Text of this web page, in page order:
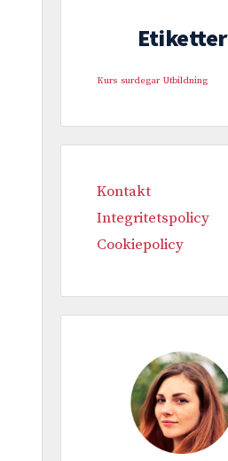
Etiketter
Kurs surdegar Utbildning
Kontakt
Integritetspolicy
Cookiepolicy